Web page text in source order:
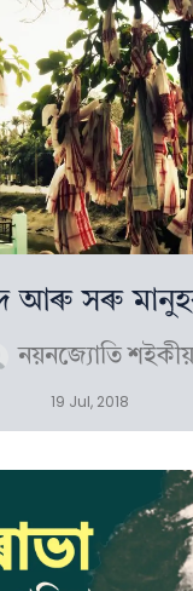
আৰু সৰু
নয়নজ্যোতি
19 Jul, 2018